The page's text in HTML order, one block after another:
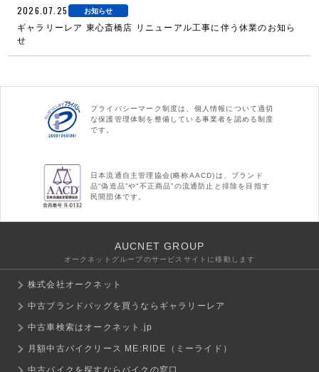
2026.07.25 お知らせ
ギャラリーレア 東心斎橋店 リニューアル工事に伴う休業のお知ら
せ
プライバシーマーク制度は、個人情報について適切
な保護管理体制を整備している事業者を認める制度
です。
日本流通自主管理協会(略称AACD)は、ブランド
品“偽造品”や“不正商品”の流通防止と排除を目指す
民間団体です。
AUCNET GROUP
オークネットグループのサービスサイトに移動します
株式会社オークネット
中古ブランドバッグを買うならギャラリーレア
中古車検索はオークネット.jp
月額中古バイクリース ME:RIDE（ミーライド）
中古バイクを探すならバイクの窓口